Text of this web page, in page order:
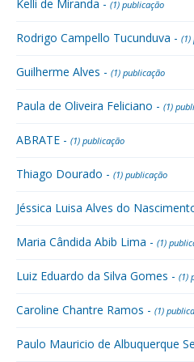
Kelli de Miranda - (1) publicação
Rodrigo Campello Tucunduva - (1)
Guilherme Alves - (1) publicação
Paula de Oliveira Feliciano - (1)
ABRATE - (1) publicação
Thiago Dourado - (1) publicação
Jéssica Luisa Alves do
Maria Cândida Abib Lima - (1)
Luiz Eduardo da Silva Gomes - (1)
Caroline Chantre Ramos - (1)
Paulo Mauricio de Albuquerque